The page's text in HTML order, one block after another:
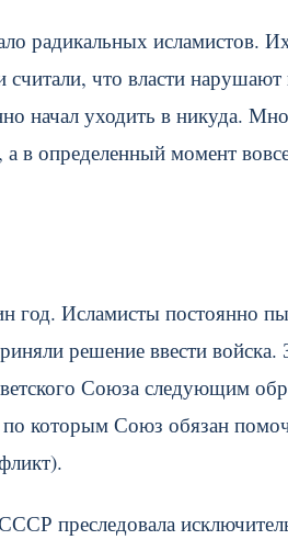
радикальных
что власти
начал уходить в никуда.
а в определенный момент
год. Исламисты постоянно
решение ввести
Союза следующим
которым Союз обязан
преследовала